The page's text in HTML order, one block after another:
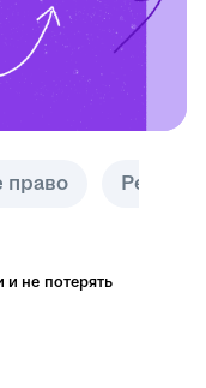
право
не потерять